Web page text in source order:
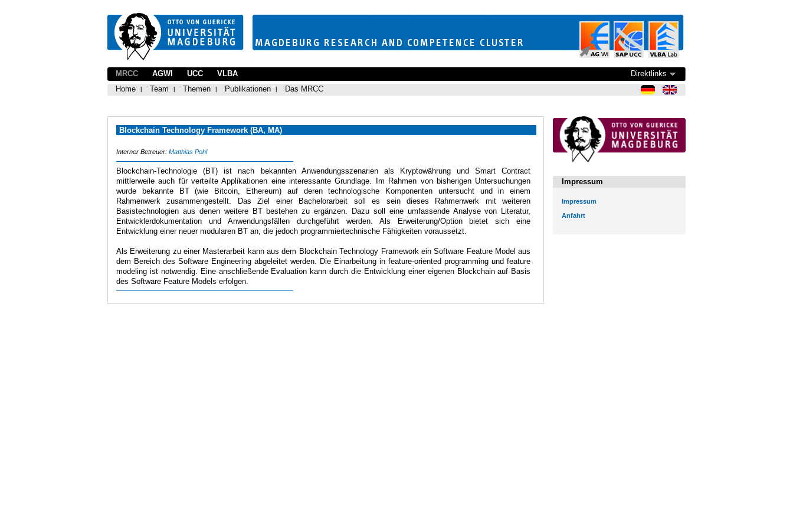
MRCC
Home
Team Themen Publikationen Das MRCC
AGWI UCC VLBA Direktlinks
Blockchain Technology Framework (BA, MA)
Interner Betreuer: Matthias Pohl
Blockchain-Technologie (BT) ist nach bekannten Anwendungsszenarien als Kryptowährung und Smart Contract
mittlerweile auch für verteilte Applikationen eine interessante Grundlage. Im Rahmen von bisherigen Untersuchungen
wurde bekannte BT (wie Bitcoin, Ethereum) auf deren technologische Komponenten untersucht und in einem
Rahmenwerk zusammengestellt. Das Ziel einer Bachelorarbeit soll es sein dieses Rahmenwerk mit weiteren
Basistechnologien aus denen weitere BT bestehen zu ergänzen. Dazu soll eine umfassende Analyse von Literatur,
Entwicklerdokumentation und Anwendungsfällen durchgeführt werden. Als Erweiterung/Option bietet sich eine
Entwicklung einer neuer modularen BT an, die jedoch programmiertechnische Fähigkeiten voraussetzt.
Als Erweiterung zu einer Masterarbeit kann aus dem Blockchain Technology Framework ein Software Feature Model aus
dem Bereich des Software Engineering abgeleitet werden. Die Einarbeitung in feature-oriented programming und feature
modeling ist notwendig. Eine anschließende Evaluation kann durch die Entwicklung einer eigenen Blockchain auf Basis
des Software Feature Models erfolgen.
Impressum
Impressum
Anfahrt